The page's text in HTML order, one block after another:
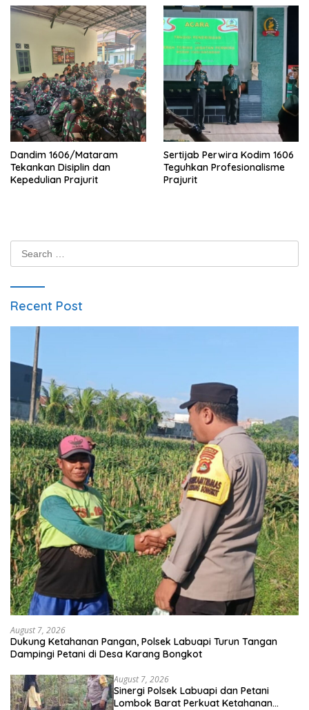
Dandim 1606/Mataram
Tekankan Disiplin dan
Kepedulian Prajurit
Sertijab Perwira Kodim 1606
Teguhkan Profesionalisme
Prajurit
Search
for:
Recent Post
August 7, 2026
Dukung Ketahanan Pangan, Polsek Labuapi Turun Tangan
Dampingi Petani di Desa Karang Bongkot
August 7, 2026
Sinergi Polsek Labuapi dan Petani
Lombok Barat Perkuat Ketahanan